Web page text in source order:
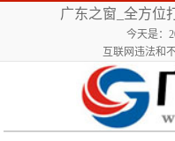
广东之窗_全方位
今天是：
互联网违法和